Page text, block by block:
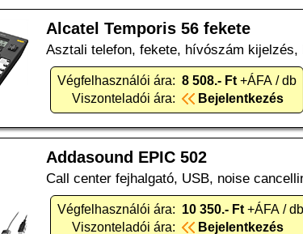
Alcatel Temporis 56 fekete
Asztali telefon, fekete, hívószám
Végfelhasználói ára: 8 508.- Ft +ÁFA / db
Viszonteladói ára:
Bejelentkezés
Addasound EPIC 502
Call center fejhalgató, USB, noise
Végfelhasználói ára: 10 350.- Ft +ÁFA / db
Viszonteladói ára:
Bejelentkezés